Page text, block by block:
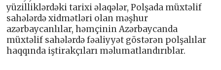
yüzilliklərdəki tarixi əlaqələr, Polşada müxtəlif
sahələrdə xidmətləri olan məşhur
azərbaycanlılar, həmçinin Azərbaycanda
müxtəlif sahələrdə fəaliyyət göstərən polşalılar
haqqında iştirakçıları məlumatlandırıblar.